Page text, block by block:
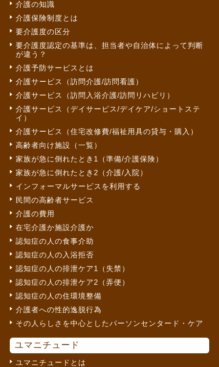
介護の知識
介護保険制度とは
要介護度の区分
要介護度認定の基準は、担当者や自治体によって判断
が違う？
介護予防サービスとは
介護サービス（訪問介護/訪問看護）
介護サービス（訪問入浴介護/訪問リハビリ）
介護サービス（デイサービス/デイケア/ショートステ
イ）
介護サービス（住宅改修費/福祉用具の貸与・購入）
高齢者向け施設（一覧）
家族が急に倒れたとき1（準備/介護保険）
家族が急に倒れたとき2（介護/入院）
インフォーマルサービスを利用する
民間の高齢者サービス
介護の費用
在宅介護か施設介護か
認知症の人の食事介助
認知症の人の入浴拒否
認知症の人の排泄ケア1（失禁）
認知症の人の排泄ケア2（弄便）
認知症の人の住環境整備
介護者への性的逸脱行為
その人らしさを中心としたパーソンセンタード・ケア
ユマニチュード
ユマニチュードとは